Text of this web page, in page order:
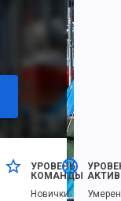
УРОВЕНЬ
КОМАНДЫ
Новички